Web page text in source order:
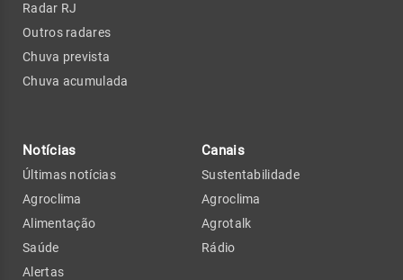
Radar RJ
Outros radares
Chuva prevista
Chuva acumulada
Notícias
Últimas notícias
Agroclima
Alimentação
Saúde
Alertas
Canais
Sustentabilidade
Agroclima
Agrotalk
Rádio